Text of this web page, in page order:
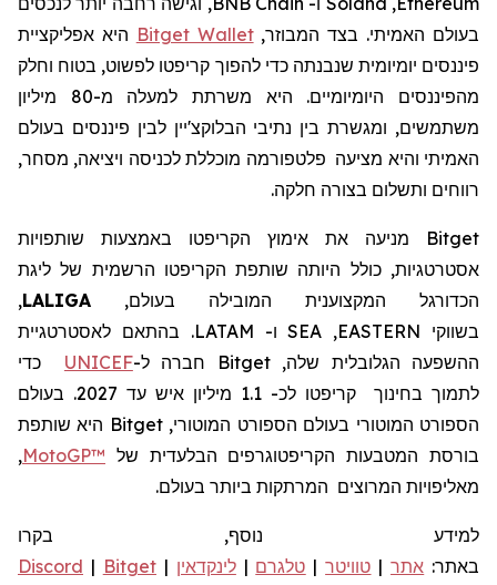
בעולם האמיתי. בצד המבוזר,Bitget Wallet היא אפליקציית
פיננסים יומיומית שנבנתה כדי להפוך קריפטו לפשוט, בטוח וחלק
מהפיננסים היומיומיים. היא
משרתת למעלה מ-80 מיליון
משתמשים, ומגשרת בין נתיבי הבלוקצ'יין לבין פיננסים בעולם
האמיתי והיא מציעה פלטפורמה מוכללת לכניסה ויציאה, מסחר,
רווחים ותשלום בצורה חלקה.
Bitget מניעה את אימוץ הקריפטו
באמצעות שותפויות
אסטרטגיות, כולל היותה שותפת הקריפטו הרשמית של ליגת
הכדורגל המקצוענית
המובילה בעולם, LALIGA
,
בשווקי EASTERN
,
SEA ו- LATAM
. בהתאם לאסטרטגיית
ההשפעה הגלובלית שלה, Bitget חברה ל-UNICEF
כדי
לתמוך בחינוך
קריפטו לכ- 1.1 מיליון איש עד 2027.
בעולם
הספורט המוטורי בעולם הספורט המוטורי, Bitget היא שותפת
בורסת המטבעות הקריפטוגרפים הבלעדית של MotoGP™
,
מאליפויות המרוצים המרתקות ביותר בעולם.
למידע נוסף, בקרו
באתר: אתר| טוויטר| טלגרם |לינקדאין |
Discord | Bitget